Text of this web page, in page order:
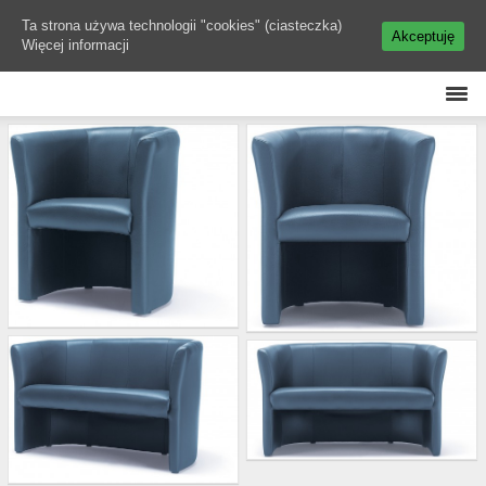
Ta strona używa technologii "cookies" (ciasteczka)
Więcej informacji
Akceptuję